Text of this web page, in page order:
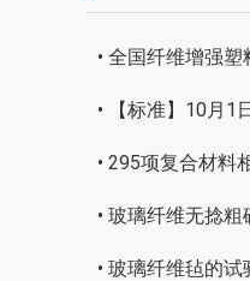
• 全国纤维增强
• 【标准】10月1
• 295项复合材料
• 玻璃纤维无捻粗
• 玻璃纤维毡的试